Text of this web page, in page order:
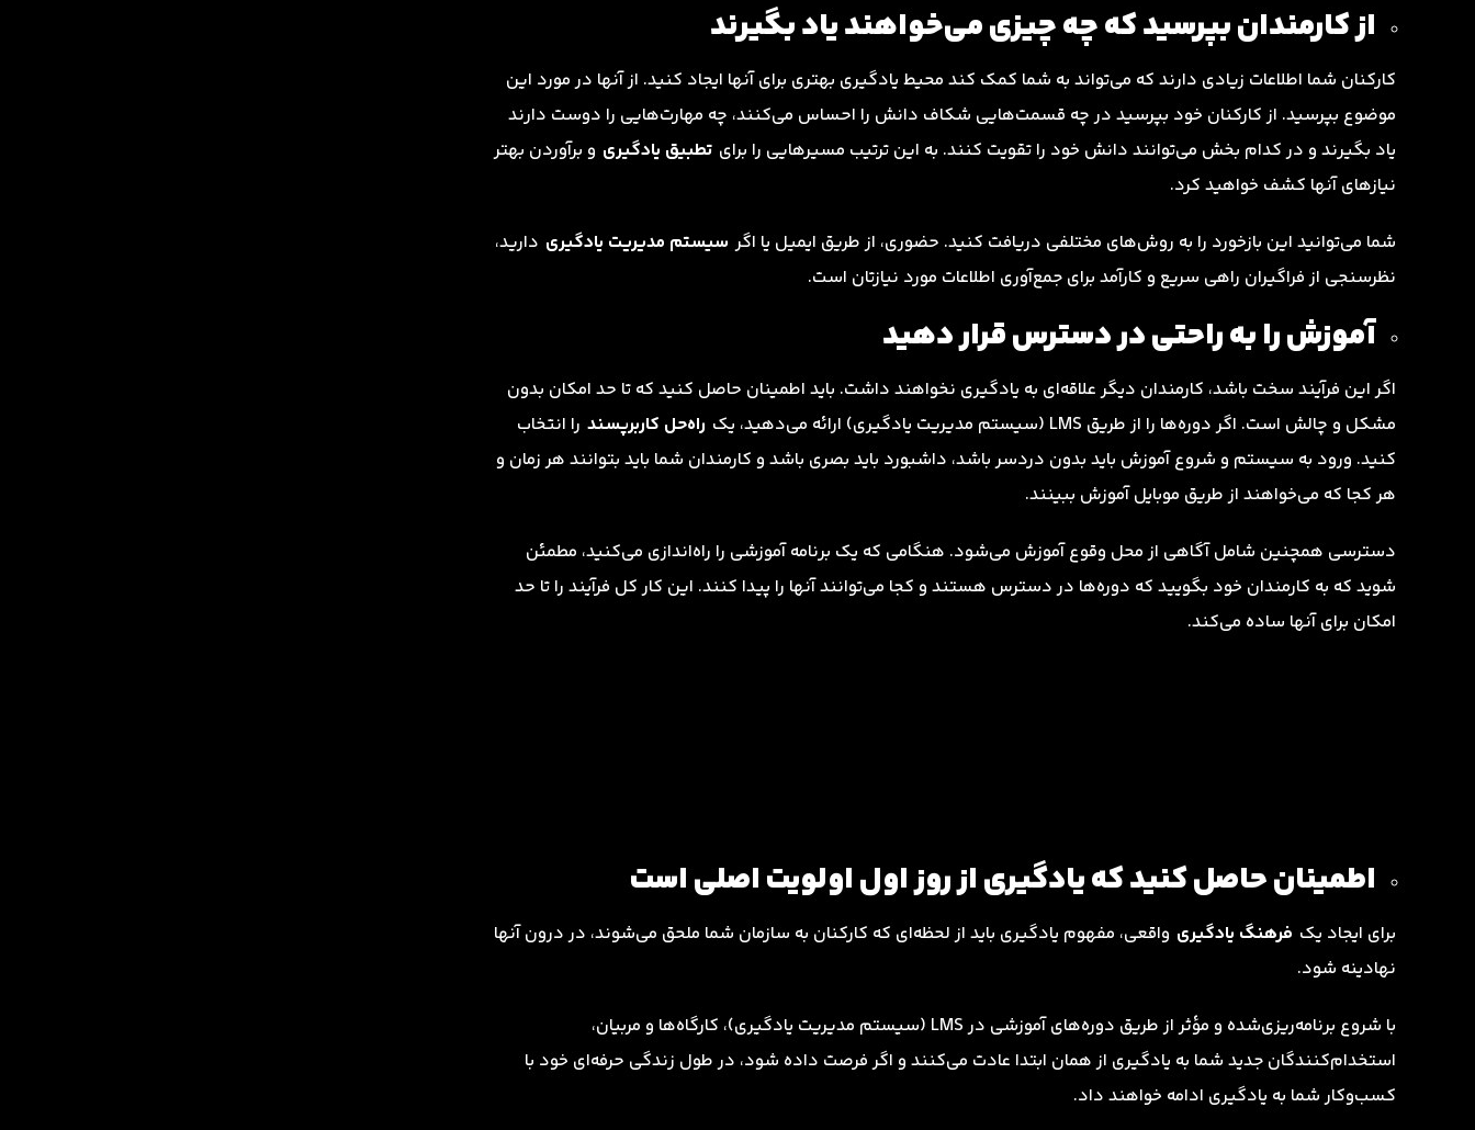
از کارمندان بپرسید که چه چیزی می‌خواهند یاد بگیرند
کارکنان شما اطلاعات زیادی دارند که می‌تواند به شما کمک کند محیط یادگیری بهتری برای آنها ایجاد کنید. از آنها در مورد این
موضوع بپرسید. از کارکنان خود بپرسید در چه قسمت‌هایی شکاف دانش را احساس می‌کنند، چه مهارت‌هایی را دوست دارند
یاد بگیرند و در کدام بخش می‌توانند دانش خود را تقویت کنند. به این ترتیب مسیرهایی را برای تطبیق یادگیری و برآوردن بهتر
نیازهای آنها کشف خواهید کرد.
شما می‌توانید این بازخورد را به روش‌های مختلفی دریافت کنید. حضوری، از طریق ایمیل یا اگر سیستم مدیریت یادگیری دارید،
نظرسنجی از فراگیران راهی سریع و کارآمد برای جمع‌آوری اطلاعات مورد نیازتان است.
آموزش را به راحتی در دسترس قرار دهید
اگر این فرآیند سخت باشد، کارمندان دیگر علاقه‌ای به یادگیری نخواهند داشت. باید اطمینان حاصل کنید که تا حد امکان بدون
مشکل و چالش است. اگر دوره‌ها را از طریق LMS (سیستم مدیریت یادگیری) ارائه می‌دهید، یک
راه‌حل کاربرپسند را انتخاب
کنید. ورود به سیستم و شروع آموزش باید بدون دردسر باشد، داشبورد باید بصری باشد و کارمندان شما باید بتوانند هر زمان و
هر کجا که می‌خواهند از طریق موبایل آموزش ببینند.
دسترسی همچنین شامل آگاهی از محل وقوع آموزش می‌شود. هنگامی که یک برنامه آموزشی را راه‌اندازی می‌کنید، مطمئن
شوید که به کارمندان خود بگویید که دوره‌ها در دسترس هستند و کجا می‌توانند آنها را پیدا کنند. این کار کل فرآیند را تا حد
امکان برای آنها ساده می‌کند.
اطمینان حاصل کنید که یادگیری از روز اول اولویت اصلی است
برای ایجاد یک فرهنگ یادگیری واقعی، مفهوم یادگیری باید از لحظه‌ای که کارکنان به سازمان شما ملحق می‌شوند، در درون آنها
نهادینه شود.
با شروع برنامه‌ریزی‌شده و مؤثر از طریق دوره‌های آموزشی در LMS (سیستم مدیریت یادگیری)، کارگاه‌ها و مربیان،
استخدام‌کنندگان جدید شما به یادگیری از همان ابتدا عادت می‌کنند و اگر فرصت داده شود، در طول زندگی حرفه‌ای خود با
کسب‌وکار شما به یادگیری ادامه خواهند داد.